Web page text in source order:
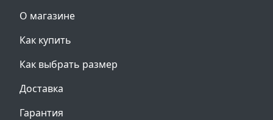
О магазине
Как купить
Как выбрать размер
Доставка
Гарантия